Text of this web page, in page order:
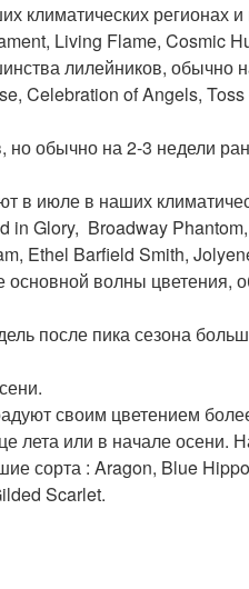
климатических регионах
Living Flame, Cosmic
лилейников, обычно
Celebration of Angels,
обычно на 2-3 недели
в июле в наших
Glory, Broadway
Ethel Barfield Smith,
волны цветения,
после пика сезона
своим цветением
лета или в начале осени.
сорта : Aragon, Blue
Scarlet.